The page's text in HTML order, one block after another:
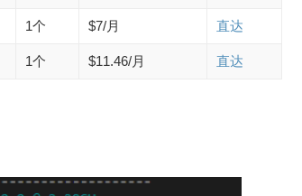
1个 $7/月 直达
1个 $11.46/月 直达